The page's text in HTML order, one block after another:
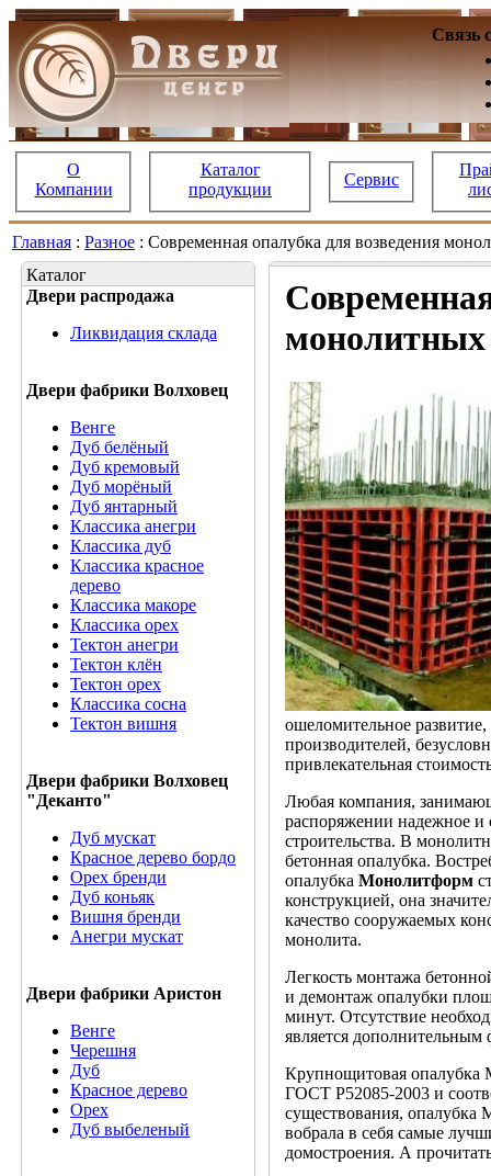
Связь
О
Компании
Каталог
продукции
Сервис
Главная : Разное : Современная опалубка для возведения
Каталог
Двери распродажа
Ликвидация склада
Двери фабрики Волховец
Венге
Дуб белёный
Дуб кремовый
Дуб морёный
Дуб янтарный
Классика анегри
Классика дуб
Классика красное
дерево
Классика макоре
Классика орех
Тектон анегри
Тектон клён
Тектон орех
Классика сосна
Тектон вишня
Двери фабрики Волховец
"Деканто"
Дуб мускат
Красное дерево бордо
Орех бренди
Дуб коньяк
Вишня бренди
Анегри мускат
Двери фабрики Аристон
Венге
Черешня
Дуб
Красное дерево
Орех
Дуб выбеленый
монолитных
ошеломительное
производителей,
привлекательная
Любая компания,
распоряжении надежное и
строительства. В
бетонная опалубка.
опалубка Монолитформ
конструкцией, она
качество сооружаемых
монолита.
Легкость монтажа
и демонтаж опалубки
минут. Отсутствие
является
Крупнощитовая опалубка
ГОСТ Р52085-2003 и
существования, опалубка
вобрала в себя самые
домостроения. А